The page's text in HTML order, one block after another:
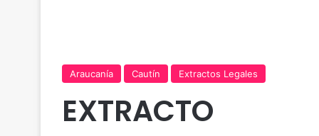
Araucanía Cautín Extractos Legales
EXTRACTO